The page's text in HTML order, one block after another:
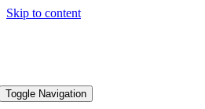
Skip to content
Toggle Navigation